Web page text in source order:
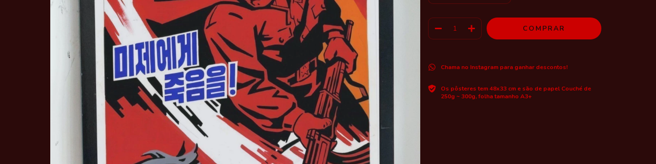
Chama no Instagram para ganhar descontos!
Os pôsteres tem 48x33 cm e são de papel Couché de
250g ~ 300g, folha tamanho A3+